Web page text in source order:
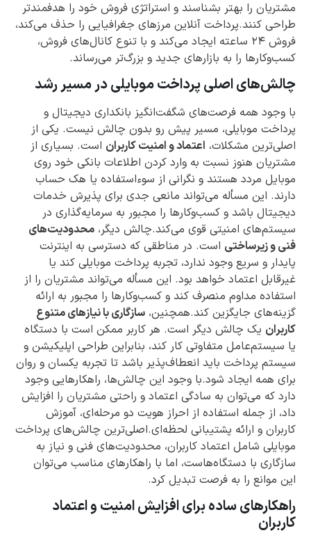
مشتریان را بهتر بشناسند و استراتژی فروش خود را هدفمندتر
طراحی کنند.پرداخت آنلاین مرزهای جغرافیایی را حذف می‌کند،
فروش ۲۴ ساعته ایجاد می‌کند و با تنوع کانال‌های فروش،
کسب‌وکارها را به بازارهای جدید و بزرگ‌تر می‌رساند.
چالش‌های اصلی پرداخت موبایلی در مسیر رشد
با وجود همه فرصت‌های شگفت‌انگیز بانکداری دیجیتال و
پرداخت موبایلی، مسیر پیش رو بدون چالش نیست. یکی از
اصلی‌ترین مشکلات، اعتماد و امنیت کاربران است. بسیاری از
مشتریان هنوز نسبت به وارد کردن اطلاعات بانکی خود روی
موبایل مردد هستند و نگرانی از سوءاستفاده یا هک حساب
دارند. این مسأله می‌تواند مانعی جدی برای پذیرش خدمات
دیجیتال باشد و کسب‌وکارها را مجبور به سرمایه‌گذاری در
سیستم‌های امنیتی قوی می‌کند.چالش دیگر، محدودیت‌های
فنی و زیرساختی است. در مناطقی که دسترسی به اینترنت
پایدار و سریع وجود ندارد، تجربه پرداخت موبایلی کند یا
غیرقابل اعتماد خواهد بود. این مسأله می‌تواند مشتریان را از
استفاده مداوم منصرف کند و کسب‌وکارها را مجبور به ارائه
گزینه‌های جایگزین کند.همچنین، سازگاری با نیازهای متنوع
کاربران یک چالش دیگر است. هر کاربر ممکن است با دستگاه
یا سیستم‌عامل متفاوتی کار کند، بنابراین طراحی اپلیکیشن و
سیستم پرداخت باید انعطاف‌پذیر باشد تا تجربه یکسان و روان
برای همه ایجاد شود.با وجود این چالش‌ها، راهکارهایی وجود
دارد که می‌توان به سادگی اعتماد و راحتی مشتریان را افزایش
داد، از جمله استفاده از احراز هویت دو مرحله‌ای، آموزش
کاربران و ارائه پشتیبانی لحظه‌ای.اصلی‌ترین چالش‌های پرداخت
موبایلی شامل اعتماد کاربران، محدودیت‌های فنی و نیاز به
سازگاری با دستگاه‌هاست، اما با راهکارهای مناسب می‌توان
این موانع را به فرصت تبدیل کرد.
راهکارهای ساده برای افزایش امنیت و اعتماد
کاربران